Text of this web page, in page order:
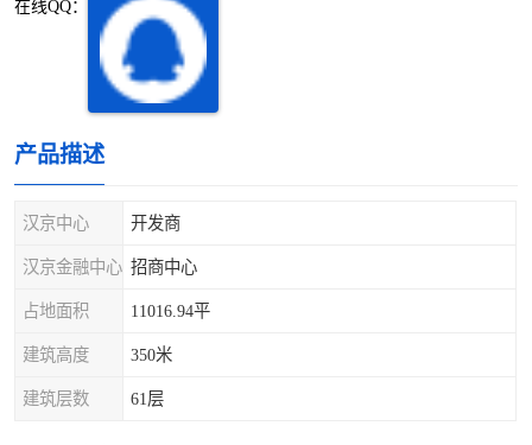
在线QQ：
产品描述
汉京中心 开发商
汉京金融中心 招商中心
占地面积 11016.94平
建筑高度 350米
建筑层数 61层
龙岗区
光明区
龙华观澜